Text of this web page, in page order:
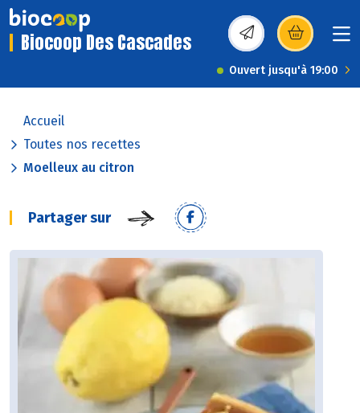
Biocoop Des Cascades (s’ouvre dans une
Ouvert jusqu'à 19:00
Accueil
Toutes nos recettes
Moelleux au citron
Partager sur